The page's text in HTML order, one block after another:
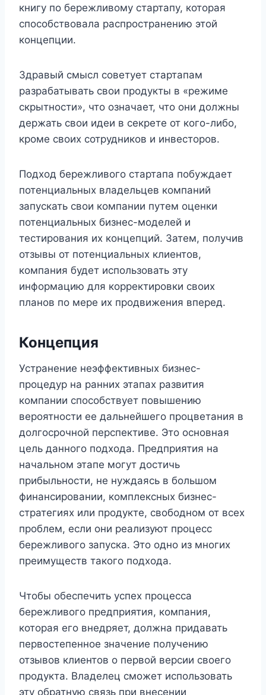
книгу по бережливому стартапу, которая
способствовала распространению этой
концепции.
Здравый смысл советует стартапам
разрабатывать свои продукты в «режиме
скрытности», что означает, что они должны
держать свои идеи в секрете от кого-либо,
кроме своих сотрудников и инвесторов.
Подход бережливого стартапа побуждает
потенциальных владельцев компаний
запускать свои компании путем оценки
потенциальных бизнес-моделей и
тестирования их концепций. Затем, получив
отзывы от потенциальных клиентов,
компания будет использовать эту
информацию для корректировки своих
планов по мере их продвижения вперед.
Концепция
Устранение неэффективных бизнес-
процедур на ранних этапах развития
компании способствует повышению
вероятности ее дальнейшего процветания в
долгосрочной перспективе. Это основная
цель данного подхода. Предприятия на
начальном этапе могут достичь
прибыльности, не нуждаясь в большом
финансировании, комплексных бизнес-
стратегиях или продукте, свободном от всех
проблем, если они реализуют процесс
бережливого запуска. Это одно из многих
преимуществ такого подхода.
Чтобы обеспечить успех процесса
бережливого предприятия, компания,
которая его внедряет, должна придавать
первостепенное значение получению
отзывов клиентов о первой версии своего
продукта. Владелец сможет использовать
эту обратную связь при внесении